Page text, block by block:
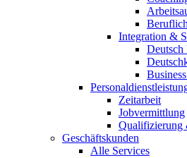
Integration &
Deutsch
Zeitarbeit
Jobvermittlung
Qualifizierung
Geschäftskunden
Alle Services